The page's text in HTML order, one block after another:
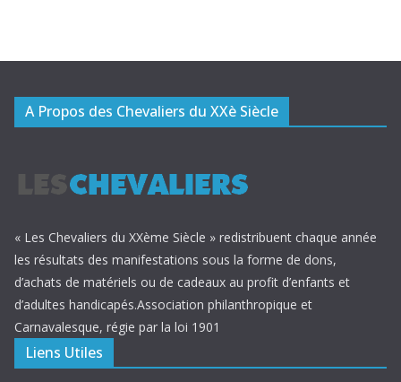
A Propos des Chevaliers du XXè Siècle
« Les Chevaliers du XXème Siècle » redistribuent chaque année
les résultats des manifestations sous la forme de dons,
d’achats de matériels ou de cadeaux au profit d’enfants et
d’adultes handicapés.Association philanthropique et
Carnavalesque, régie par la loi 1901
Liens Utiles